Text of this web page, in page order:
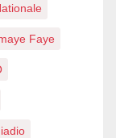
Faye